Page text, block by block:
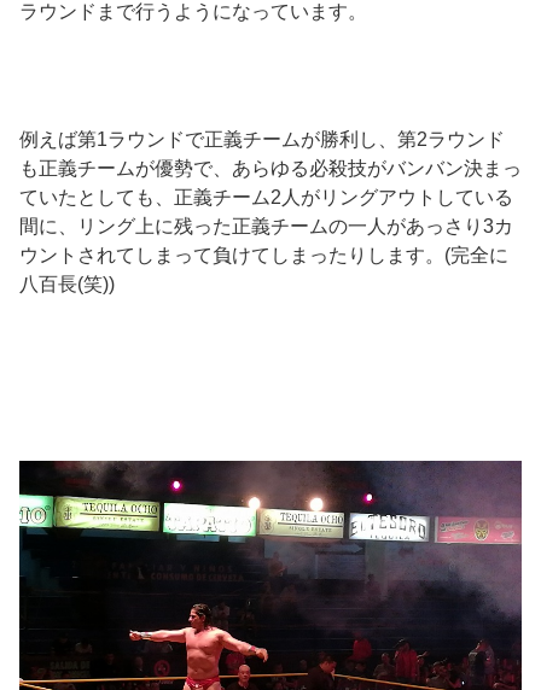
ラウンドまで行うようになっています。
例えば第1ラウンドで正義チームが勝利し、第2ラウンド
も正義チームが優勢で、あらゆる必殺技がバンバン決まっ
ていたとしても、正義チーム2人がリングアウトしている
間に、リング上に残った正義チームの一人があっさり3カ
ウントされてしまって負けてしまったりします。(完全に
八百長(笑))